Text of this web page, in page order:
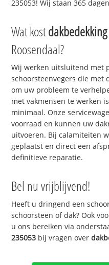
235053! Wij staan 365
Wat kost
Roosendaal?
Wij werken uitsluitend met
schoorsteenvegers die met
om uw probleem te
met vakmensen te werken
minimaal. Onze
voorraad en kunnen uw
uitvoeren. Bij calamiteiten
geplaatst en direct een
definitieve reparatie.
Bel nu vrijblijvend!
Heeft u dringend een
schoorsteen of dak? Ook
u ons bereiken via
235053 bij vragen over